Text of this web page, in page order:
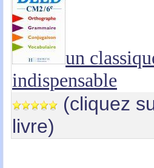
un
indispensable
(cliquez
livre)